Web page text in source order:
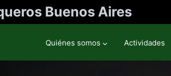
Buenos Aires
Quiénes somos Actividades